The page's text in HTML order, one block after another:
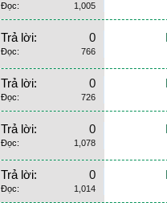
Đọc: 1,005
Trả lời: 0
Đọc: 766
Trả lời: 0
Đọc: 726
Trả lời: 0
Đọc: 1,078
Trả lời: 0
Đọc: 1,014